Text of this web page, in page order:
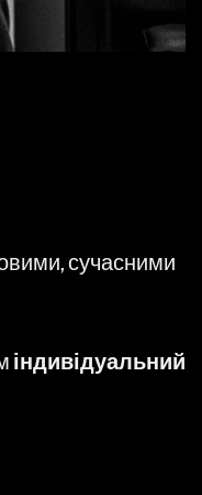
сучасними
індивідуальний